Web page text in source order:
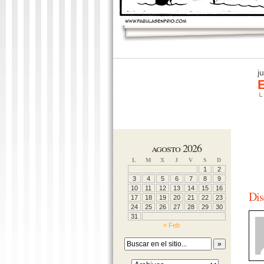
└
agosto 2026
L M X J V S D
1
2
3
4 5 6 7 8
9
10
11 12 13 14 15
16
17
18 19 20 21 22
23
24
25 26 27 28 29
30
31
« Feb